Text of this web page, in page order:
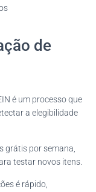
de
é um processo que
a elegibilidade
grátis por semana,
testar novos itens.
é rápido,